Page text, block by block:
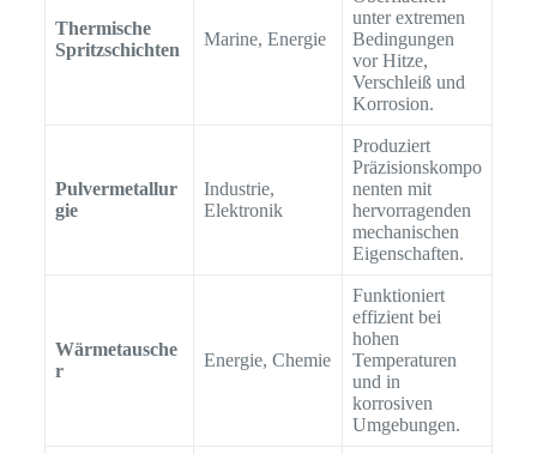
Thermische
Spritzschichten
Marine, Energie
unter extremen
Bedingungen
vor Hitze,
Verschleiß und
Korrosion.
Pulvermetallur
gie
Industrie,
Elektronik
Produziert
Präzisionskompo
nenten mit
hervorragenden
mechanischen
Eigenschaften.
Wärmetausche
r
Energie, Chemie
Funktioniert
effizient bei
hohen
Temperaturen
und in
korrosiven
Umgebungen.